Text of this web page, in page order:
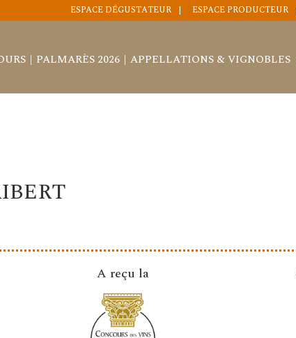
ESPACE DÉGUSTATEUR ESPACE PRODUCTEUR
PALMARÈS 2026 APPELLATIONS & VIGNOBLES
A reçu la